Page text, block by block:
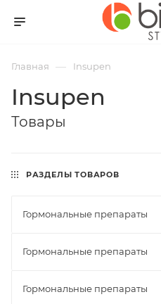
Главная — Insupen
Insupen
Товары
РАЗДЕЛЫ ТОВАРОВ
Гормональные препараты
Гормональные препараты
Гормональные препараты